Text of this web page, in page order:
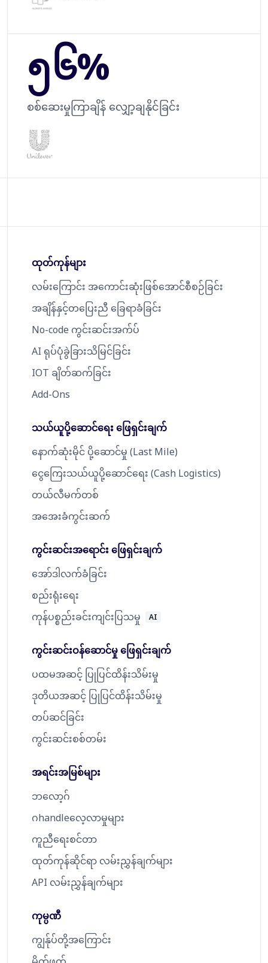
၅၆%
စစ်ဆေးမှုကြာချိန် လျှော့ချနိုင်ခြင်း
ထုတ်ကုန်များ
လမ်းကြောင်း အကောင်းဆုံးဖြစ်အောင်စီစဉ်ခြင်း
အချိန်နှင့်တပြေးညီ ခြေရာခံခြင်း
No-code ကွင်းဆင်းအက်ပ်
AI ရုပ်ပုံခွဲခြားသိမြင်ခြင်း
IOT ချိတ်ဆက်ခြင်း
Add-Ons
သယ်ယူပို့ဆောင်ရေး ဖြေရှင်းချက်
နောက်ဆုံးမိုင် ပို့ဆောင်မှု (Last Mile)
ငွေကြေးသယ်ယူပို့ဆောင်ရေး (Cash Logistics)
တယ်လီမက်တစ်
အအေးခံကွင်းဆက်
ကွင်းဆင်းအရောင်း ဖြေရှင်းချက်
အော်ဒါလက်ခံခြင်း
စည်းရုံးရေး
ကုန်ပစ္စည်းခင်းကျင်းပြသမှု
AI
ကွင်းဆင်းဝန်ဆောင်မှု ဖြေရှင်းချက်
ပထမအဆင့် ပြုပြင်ထိန်းသိမ်းမှု
ဒုတိယအဆင့် ပြုပြင်ထိန်းသိမ်းမှု
တပ်ဆင်ခြင်း
ကွင်းဆင်းစစ်တမ်း
အရင်းအမြစ်များ
ဘလော့ဂ်
ဂhandleလေ့လာမှုများ
ကူညီရေးစင်တာ
ထုတ်ကုန်ဆိုင်ရာ လမ်းညွှန်ချက်များ
API လမ်းညွှန်ချက်များ
ကုမ္ပဏီ
ကျွန်ုပ်တို့အကြောင်း